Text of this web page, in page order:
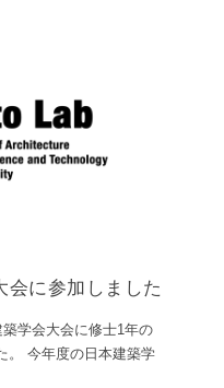
会に参加しました
学会大会に修士1年の
。 今年度の日本建築学